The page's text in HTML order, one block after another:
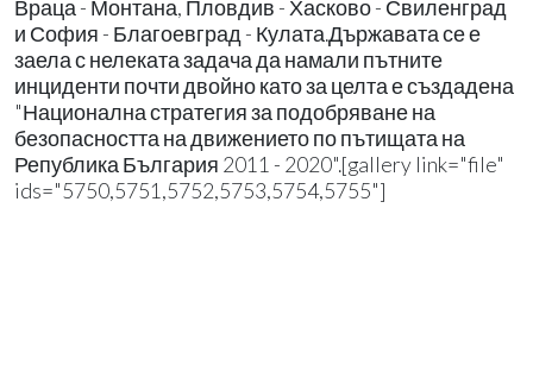
Враца - Монтана, Пловдив - Хасково - Свиленград
и София - Благоевград - Кулата.Държавата се е
заела с нелеката задача да намали пътните
инциденти почти двойно като за целта е създадена
"Национална стратегия за подобряване на
безопасността на движението по пътищата на
Република България 2011 - 2020".[gallery link="file"
ids="5750,5751,5752,5753,5754,5755"]